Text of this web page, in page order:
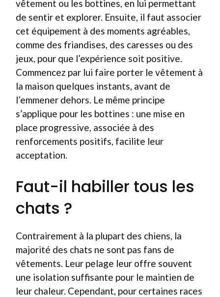
vêtement ou les bottines, en lui permettant
de sentir et explorer. Ensuite, il faut associer
cet équipement à des moments agréables,
comme des friandises, des caresses ou des
jeux, pour que l’expérience soit positive.
Commencez par lui faire porter le vêtement à
la maison quelques instants, avant de
l’emmener dehors. Le même principe
s’applique pour les bottines : une mise en
place progressive, associée à des
renforcements positifs, facilite leur
acceptation.
Faut-il habiller tous les
chats ?
Contrairement à la plupart des chiens, la
majorité des chats ne sont pas fans de
vêtements. Leur pelage leur offre souvent
une isolation suffisante pour le maintien de
leur chaleur. Cependant, pour certaines races